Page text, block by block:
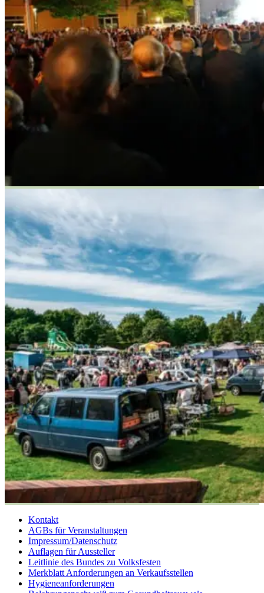
Kontakt
AGBs für Veranstaltungen
Impressum/Datenschutz
Auflagen für Aussteller
Leitlinie des Bundes zu Volksfesten
Merkblatt Anforderungen an Verkaufsstellen
Hygieneanforderungen